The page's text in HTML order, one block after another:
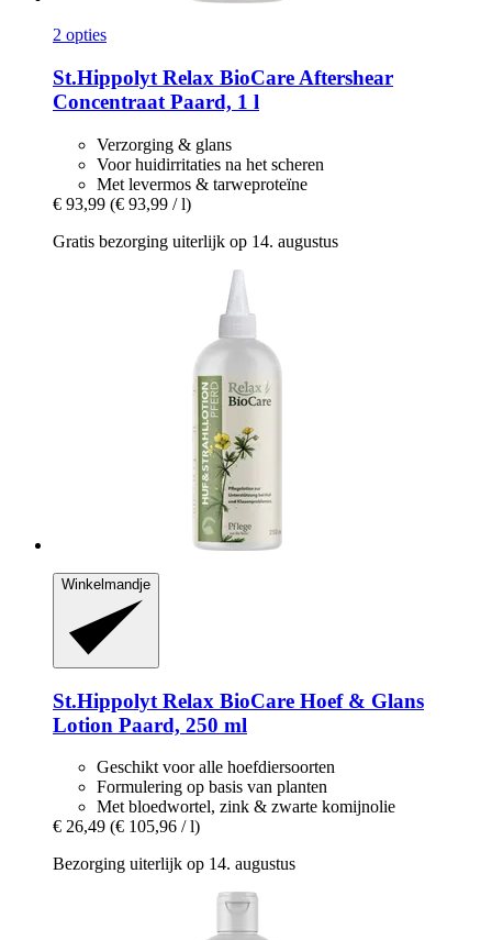
2 opties
St.Hippolyt Relax BioCare Aftershear
Concentraat Paard, 1 l
Verzorging & glans
Voor huidirritaties na het scheren
Met levermos & tarweproteïne
€ 93,99 (€ 93,99 / l)
Gratis bezorging uiterlijk op 14. augustus
Winkelmandje
St.Hippolyt Relax BioCare Hoef & Glans
Lotion Paard, 250 ml
Geschikt voor alle hoefdiersoorten
Formulering op basis van planten
Met bloedwortel, zink & zwarte komijnolie
€ 26,49 (€ 105,96 / l)
Bezorging uiterlijk op 14. augustus